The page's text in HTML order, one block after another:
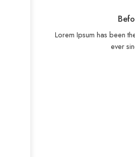
Lorem Ipsum has been
ever